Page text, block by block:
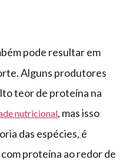
pode resultar em
Alguns produtores
teor de proteína na
nutricional, mas isso
das espécies, é
proteína ao redor de